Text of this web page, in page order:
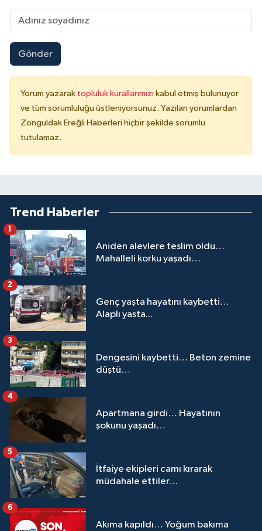
Gönder
Yorum yazarak topluluk kurallarımızı kabul etmiş bulunuyor
ve tüm sorumluluğu üstleniyorsunuz. Yazılan yorumlardan
Zonguldak Ereğli Haberleri hiçbir şekilde sorumlu
tutulamaz.
Trend Haberler
Aniden alevlere teslim oldu…
Mahalleli korku yaşadı…
1
Genç yaşta hayatını kaybetti…
Alaplı yasta...
2
Dengesini kaybetti… Beton zemine
düştü…
3
Apartmana girdi… Hayatının
şokunu yaşadı…
4
İtfaiye ekipleri camı kırarak
müdahale ettiler…
5
Akıma kapıldı… Yoğum bakıma
6